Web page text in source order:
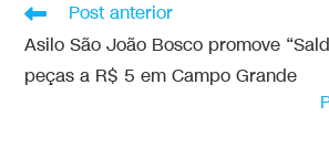
Post anterior
Asilo São João Bosco promove
peças a R$ 5 em Campo Grande